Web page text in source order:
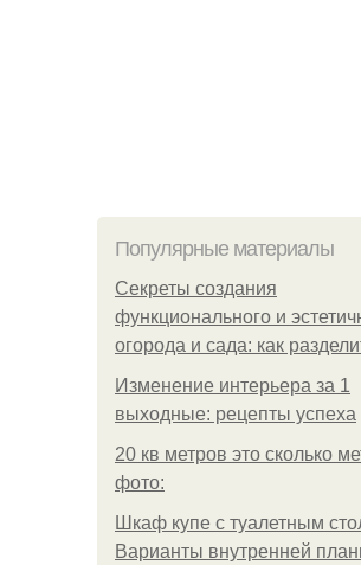
Популярные материалы
Секреты создания
функционального и
огорода и сада: как
Изменение интерьера за 1
выходные: рецепты успеха
20 кв метров это сколько
фото:
Шкаф купе с туалетным
Варианты внутренней